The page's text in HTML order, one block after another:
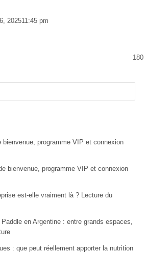
202511:45 pm
180
programme VIP et connexion
bienvenue, programme VIP et connexion
est-elle vraiment là ? Lecture du
en Argentine : entre grands espaces,
: que peut réellement apporter la nutrition